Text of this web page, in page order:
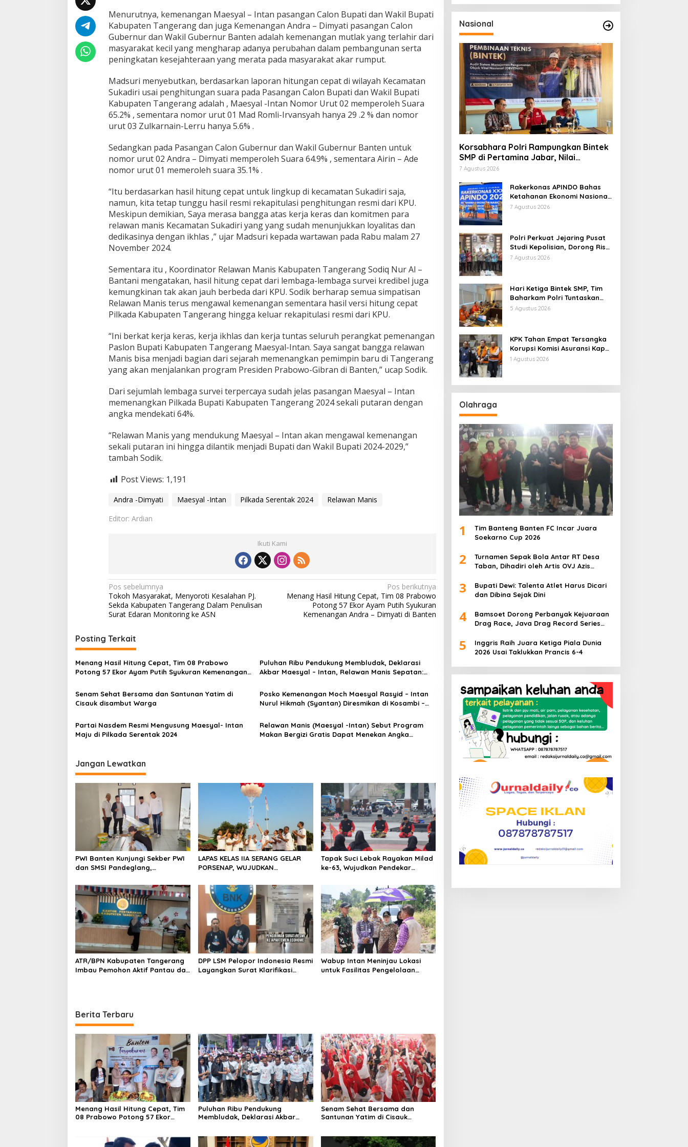
a
n
S
e
l
a
a
t
A
t
a
s
e
m
e
n
n
g
a
n
,
M
a
y
a
l
-
n
a
n
d
n
n
d
r
D
i
m
a
i
Menurutnya, kemenangan Maesyal – Intan pasangan Calon Bupati dan Wakil Bupati
Kabupaten Tangerang dan juga Kemenangan Andra – Dimyati pasangan Calon
Gubernur dan Wakil Gubernur Banten adalah kemenangan mutlak yang terlahir dari
masyarakat kecil yang mengharap adanya perubahan dalam pembangunan serta
peningkatan kesejahteraan yang merata pada masyarakat akar rumput.
Madsuri menyebutkan, berdasarkan laporan hitungan cepat di wilayah Kecamatan
Sukadiri usai penghitungan suara pada Pasangan Calon Bupati dan Wakil Bupati
Kabupaten Tangerang adalah , Maesyal -Intan Nomor Urut 02 memperoleh Suara
65.2% , sementara nomor urut 01 Mad Romli-Irvansyah hanya 29 .2 % dan nomor
urut 03 Zulkarnain-Lerru hanya 5.6% .
Sedangkan pada Pasangan Calon Gubernur dan Wakil Gubernur Banten untuk
nomor urut 02 Andra – Dimyati memperoleh Suara 64.9% , sementara Airin – Ade
nomor urut 01 memeroleh suara 35.1% .
“Itu berdasarkan hasil hitung cepat untuk lingkup di kecamatan Sukadiri saja,
namun, kita tetap tunggu hasil resmi rekapitulasi penghitungan resmi dari KPU.
Meskipun demikian, Saya merasa bangga atas kerja keras dan komitmen para
relawan manis Kecamatan Sukadiri yang yang sudah menunjukkan loyalitas dan
dedikasinya dengan ikhlas ,” ujar Madsuri kepada wartawan pada Rabu malam 27
November 2024.
Sementara itu , Koordinator Relawan Manis Kabupaten Tangerang Sodiq Nur Al –
Bantani mengatakan, hasil hitung cepat dari lembaga-lembaga survei kredibel juga
kemungkinan tak akan jauh berbeda dari KPU. Sodik berharap semua simpatisan
Relawan Manis terus mengawal kemenangan sementara hasil versi hitung cepat
Pilkada Kabupaten Tangerang hingga keluar rekapitulasi resmi dari KPU.
“Ini berkat kerja keras, kerja ikhlas dan kerja tuntas seluruh perangkat pemenangan
Paslon Bupati Kabupaten Tangerang Maesyal-Intan. Saya sangat bangga relawan
Manis bisa menjadi bagian dari sejarah memenangkan pemimpin baru di Tangerang
yang akan menjalankan program Presiden Prabowo-Gibran di Banten,” ucap Sodik.
Dari sejumlah lembaga survei terpercaya sudah jelas pasangan Maesyal – Intan
memenangkan Pilkada Bupati Kabupaten Tangerang 2024 sekali putaran dengan
angka mendekati 64%.
“Relawan Manis yang mendukung Maesyal – Intan akan mengawal kemenangan
sekali putaran ini hingga dilantik menjadi Bupati dan Wakil Bupati 2024-2029,”
tambah Sodik.
Post Views: 1,191
Andra -Dimyati Maesyal -Intan Pilkada Serentak 2024
Relawan Manis
Editor: Ardian
Ikuti Kami
N
a
v
i
g
a
s
i
p
o
s
Pos sebelumnya
Tokoh Masyarakat, Menyoroti Kesalahan PJ.
Sekda Kabupaten Tangerang Dalam Penulisan
Surat Edaran Monitoring ke ASN
Pos berikutnya
Menang Hasil Hitung Cepat, Tim 08 Prabowo
Potong 57 Ekor Ayam Putih Syukuran
Kemenangan Andra – Dimyati di Banten
Posting Terkait
Menang Hasil Hitung Cepat, Tim 08 Prabowo
Potong 57 Ekor Ayam Putih Syukuran Kemenangan
Puluhan Ribu Pendukung Membludak, Deklarasi
Akbar Maesyal – Intan, Relawan Manis Sepatan:
Senam Sehat Bersama dan Santunan Yatim di
Cisauk disambut Warga
Posko Kemenangan Moch Maesyal Rasyid – Intan
Nurul Hikmah (Syantan) Diresmikan di Kosambi –
Partai Nasdem Resmi Mengusung Maesyal- Intan
Maju di Pilkada Serentak 2024
Relawan Manis (Maesyal -Intan) Sebut Program
Makan Bergizi Gratis Dapat Menekan Angka
Jangan Lewatkan
PWI Banten Kunjungi Sekber PWI
dan SMSI Pandeglang,
Organisasi
LAPAS KELAS IIA SERANG GELAR
PORSENAP, WUJUDKAN
Tapak Suci Lebak Rayakan Milad
ke-63, Wujudkan Pendekar
ATR/BPN Kabupaten Tangerang
Imbau Pemohon Aktif Pantau dan
DPP LSM Pelopor Indonesia Resmi
Layangkan Surat Klarifikasi
Wabup Intan Meninjau Lokasi
untuk Fasilitas Pengelolaan
Berita Terbaru
Menang Hasil Hitung Cepat, Tim
08 Prabowo Potong 57 Ekor
Puluhan Ribu Pendukung
Membludak, Deklarasi Akbar
Menang Ini Mah !!
Senam Sehat Bersama dan
Santunan Yatim di Cisauk
Nasional
Korsabhara Polri Rampungkan Bintek
SMP di Pertamina Jabar, Nilai
Pengamanan Capai 88,44 Persen
7 Agustus 2026
Rakerkonas APINDO Bahas
Ketahanan Ekonomi Nasional,
IMO Indonesia Soroti
7 Agustus 2026
Polri Perkuat Jejaring Pusat
Studi Kepolisian, Dorong Riset
Jadi Dasar Kebijakan dan
7 Agustus 2026
Hari Ketiga Bintek SMP, Tim
Baharkam Polri Tuntaskan
Pemeriksaan Pola
5 Agustus 2026
KPK Tahan Empat Tersangka
Korupsi Komisi Asuransi Kapal
PT Pelni
1 Agustus 2026
Olahraga
1
Tim Banteng Banten FC Incar Juara
Soekarno Cup 2026
2
Turnamen Sepak Bola Antar RT Desa
Taban, Dihadiri oleh Artis OVJ Azis
3
Bupati Dewi: Talenta Atlet Harus Dicari
dan Dibina Sejak Dini
4
Bamsoet Dorong Perbanyak Kejuaraan
Drag Race, Java Drag Record Series
Muda
5
Inggris Raih Juara Ketiga Piala Dunia
2026 Usai Taklukkan Prancis 6-4